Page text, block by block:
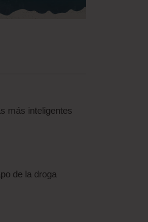
más inteligentes
de la droga